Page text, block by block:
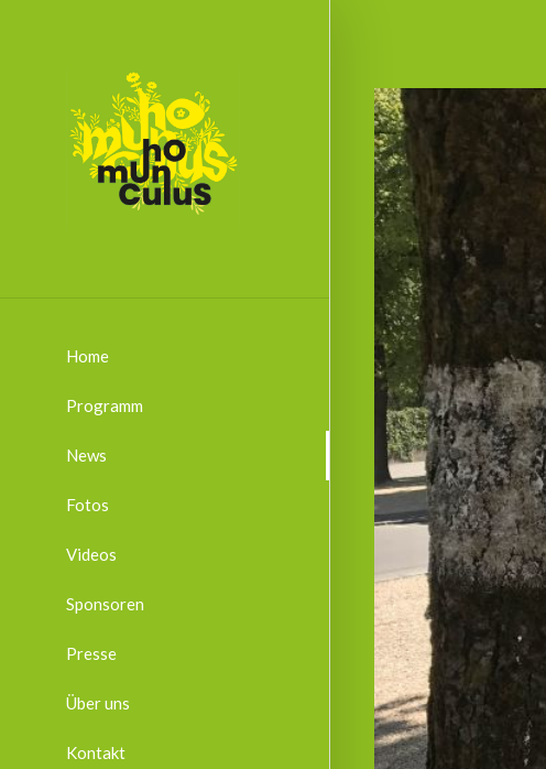
Home
Programm
News
Fotos
Videos
Sponsoren
Presse
Über uns
Kontakt